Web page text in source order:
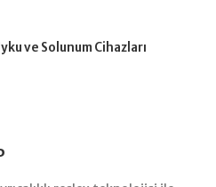
ve Solunum Cihazları